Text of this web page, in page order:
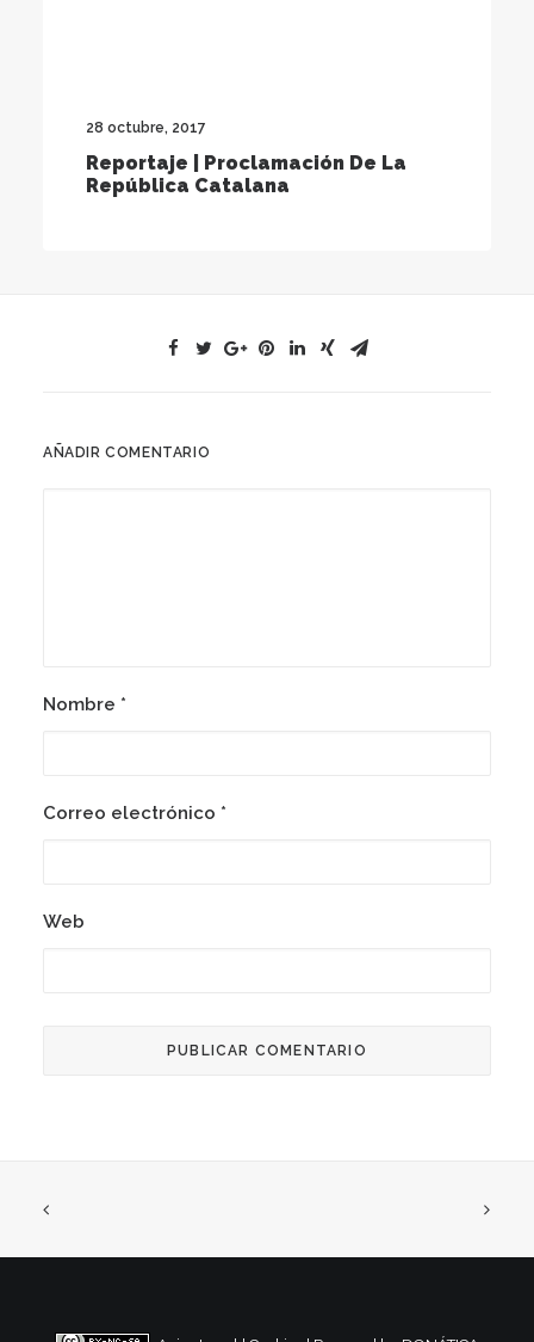
28 octubre, 2017
Reportaje | Proclamación De La
República Catalana
AÑADIR COMENTARIO
Nombre *
Correo electrónico *
Web